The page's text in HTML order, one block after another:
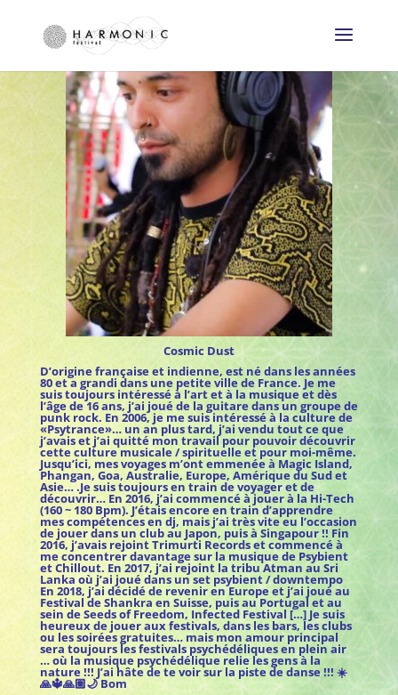
Cosmic Dust
D’origine française et indienne, est né dans les années
80 et a grandi dans une petite ville de France. Je me
suis toujours intéressé à l’art et à la musique et dès
l’âge de 16 ans, j’ai joué de la guitare dans un groupe de
punk rock. En 2006, je me suis intéressé à la culture de
«Psytrance»… un an plus tard, j’ai vendu tout ce que
j’avais et j’ai quitté mon travail pour pouvoir découvrir
cette culture musicale / spirituelle et pour moi-même.
Jusqu’ici, mes voyages m’ont emmenée à Magic Island,
Phangan, Goa, Australie, Europe, Amérique du Sud et
Asie… .Je suis toujours en train de voyager et de
découvrir… En 2016, j’ai commencé à jouer à la Hi-Tech
(160 ~ 180 Bpm). J’étais encore en train d’apprendre
mes compétences en dj, mais j’ai très vite eu l’occasion
de jouer dans un club au Japon, puis à Singapour !! Fin
2016, j’avais rejoint Trimurti Records et commencé à
me concentrer davantage sur la musique de Psybient
et Chillout. En 2017, j’ai rejoint la tribu Atman au Sri
Lanka où j’ai joué dans un set psybient / downtempo
En 2018, j’ai décidé de revenir en Europe et j’ai joué au
Festival de Shankra en Suisse, puis au Portugal et au
sein de Seeds of Freedom, Infected Festival […] Je suis
heureux de jouer aux festivals, dans les bars, les clubs
ou les soirées gratuites… mais mon amour principal
sera toujours les festivals psychédéliques en plein air
… où la musique psychédélique relie les gens à la
nature !!! J’ai hâte de te voir sur la piste de danse !!! ☀️
🙏🔱🙏🏽🌙 Bom